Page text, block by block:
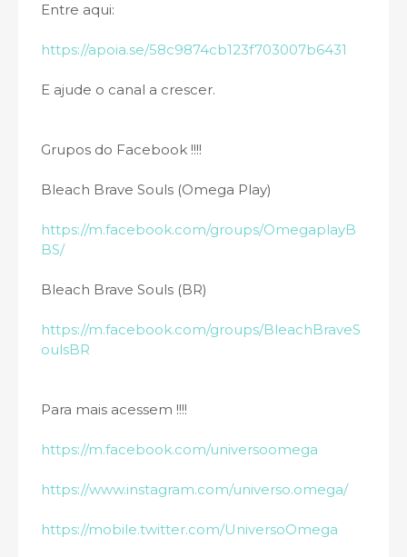
Entre aqui:
https://apoia.se/58c9874cb123f703007b6431
E ajude o canal a crescer.
Grupos do Facebook !!!!
Bleach Brave Souls (Omega Play)
https://m.facebook.com/groups/OmegaplayB
BS/
Bleach Brave Souls (BR)
https://m.facebook.com/groups/BleachBraveS
oulsBR
Para mais acessem !!!!
https://m.facebook.com/universoomega
https://www.instagram.com/universo.omega/
https://mobile.twitter.com/UniversoOmega